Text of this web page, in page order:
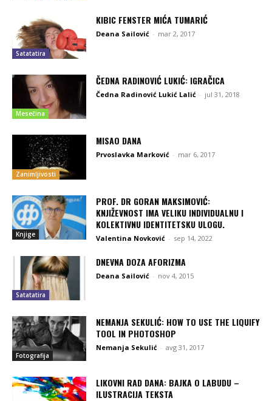
Satatatira
KIBIC FENSTER MIĆA TUMARIĆ
Deana Sailović - mar 2, 2017
Mesečina
ČEDNA RADINOVIĆ LUKIĆ: IGRAČICA
Čedna Radinović Lukić Lalić - jul 31, 2018
Zanimljivosti
MISAO DANA
Prvoslavka Marković - mar 6, 2017
Knjige
PROF. DR GORAN MAKSIMOVIĆ:
KNJIŽEVNOST IMA VELIKU INDIVIDUALNU I
KOLEKTIVNU IDENTITETSKU ULOGU.
Valentina Novković - sep 14, 2022
Satatatira
DNEVNA DOZA AFORIZMA
Deana Sailović - nov 4, 2015
Fotografija
NEMANJA SEKULIĆ: HOW TO USE THE LIQUIFY
TOOL IN PHOTOSHOP
Nemanja Sekulić - avg 31, 2017
LIKOVNI RAD DANA: BAJKA O LABUDU –
ILUSTRACIJA TEKSTA